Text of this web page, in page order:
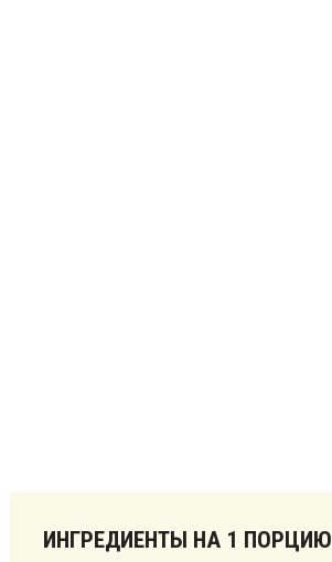
ИНГРЕДИЕНТЫ НА 1 ПОРЦИЮ